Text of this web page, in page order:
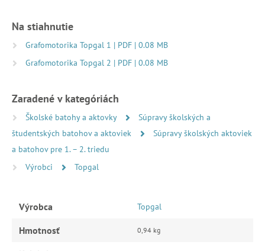
Na stiahnutie
Grafomotorika Topgal 1 | PDF | 0.08 MB
Grafomotorika Topgal 2 | PDF | 0.08 MB
Zaradené v kategóriách
Školské batohy a aktovky
Súpravy školských a
študentských batohov a aktoviek
Súpravy školských aktoviek
a batohov pre 1. – 2. triedu
Výrobci
Topgal
Výrobca Topgal
Hmotnosť 0,94 kg